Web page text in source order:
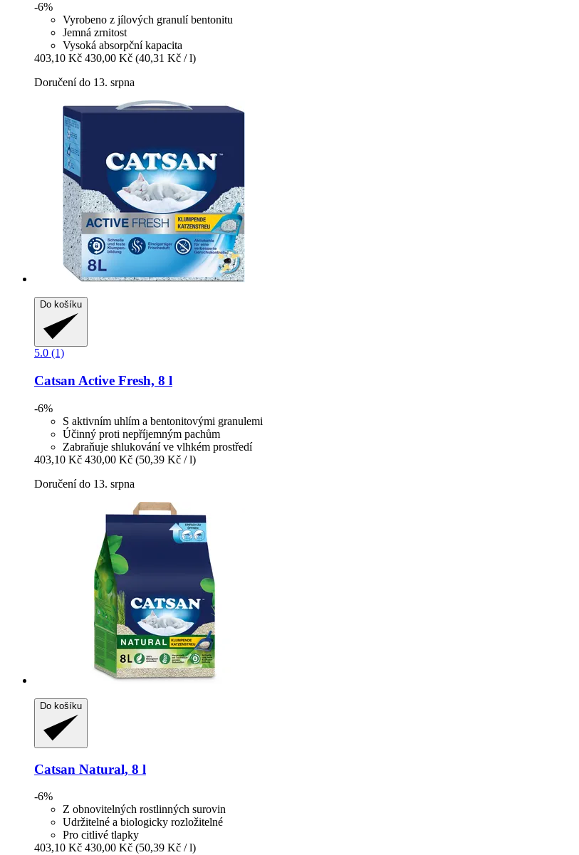
-6%
Vyrobeno z jílových granulí bentonitu
Jemná zrnitost
Vysoká absorpční kapacita
403,10 Kč 430,00 Kč (40,31 Kč / l)
Doručení do 13. srpna
Do košíku
5.0 (1)
Catsan Active Fresh, 8 l
-6%
S aktivním uhlím a bentonitovými granulemi
Účinný proti nepříjemným pachům
Zabraňuje shlukování ve vlhkém prostředí
403,10 Kč 430,00 Kč (50,39 Kč / l)
Doručení do 13. srpna
Do košíku
Catsan Natural, 8 l
-6%
Z obnovitelných rostlinných surovin
Udržitelné a biologicky rozložitelné
Pro citlivé tlapky
403,10 Kč 430,00 Kč (50,39 Kč / l)